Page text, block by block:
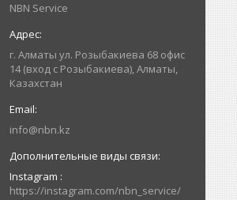
NBN Service
г. Алматы ул. Розыбакиева 68 офис
14 (вход с Розыбакиева), Алматы,
Казахстан
info@nbn.kz
Instagram
https://instagram.com/nbn_service/